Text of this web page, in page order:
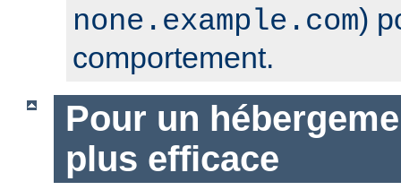
none.example.com)
comportement.
Pour un
plus efficace